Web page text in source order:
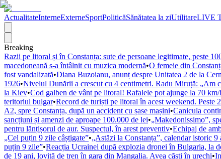
ActualitateInterneExterneSportPoliticăSănătatea la ziUtilitareLIVE
Breaking
Razii pe litoral și în Constanța: sute de persoane legitimate, peste
macedoneană s-a întâlnit cu muzica modernă•O femeie din
fost vandalizată•Diana Buzoianu, anunț despre Unitatea 2 de la
1926•Nivelul Dunării a crescut cu 4 centimetri. Radu Miruță: „Am
la Kiev•Cod galben de vânt pe litoral! Rafalele pot ajunge la 70 km/
teritoriul bulgar•Record de turiști pe litoral în acest weekend. Peste
A2, spre Constanța, după un accident cu șase mașini•Canicula
sancțiuni și amenzi de aproape 100.000 de lei•„Makedonissimo”,
pentru lănțișorul de aur. Suspectul, în arest preventiv•Echipaj de
„Cel puțin 9 zile câștigate”•„Astăzi la Constanța”, calendar istoric
puțin 9 zile”•Reacția Ucrainei după explozia dronei în Bulgaria, la
de 19 ani, lovită de tren în gara din Mangalia. Avea căști în urechi•